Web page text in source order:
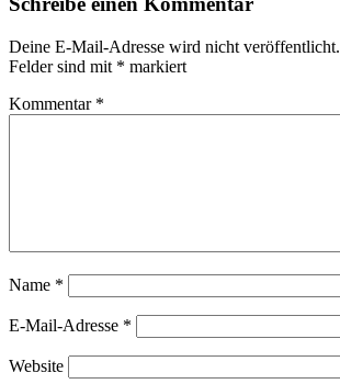
Deine E-Mail-Adresse wird nicht veröffentlicht.
Felder sind mit * markiert
Kommentar *
Name *
E-Mail-Adresse *
Website